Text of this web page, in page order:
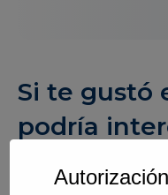
Si te gustó
podría
Artículos